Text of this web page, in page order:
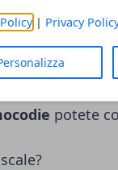
| Privacy
tre
l’iter
non è
eventuali
potete